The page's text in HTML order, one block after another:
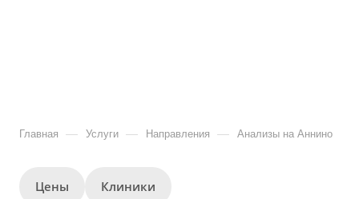
Главная — Услуги — Направления — Анализы на Аннино
Цены Клиники